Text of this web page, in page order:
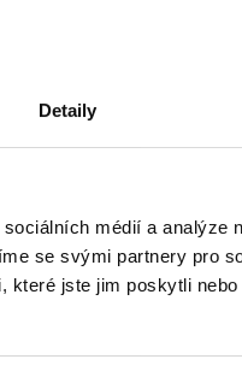
Detaily
médií a analýze
se svými partnery pro
jste jim poskytli
s DPH
KYMCO LIKE 125-150
Koupit